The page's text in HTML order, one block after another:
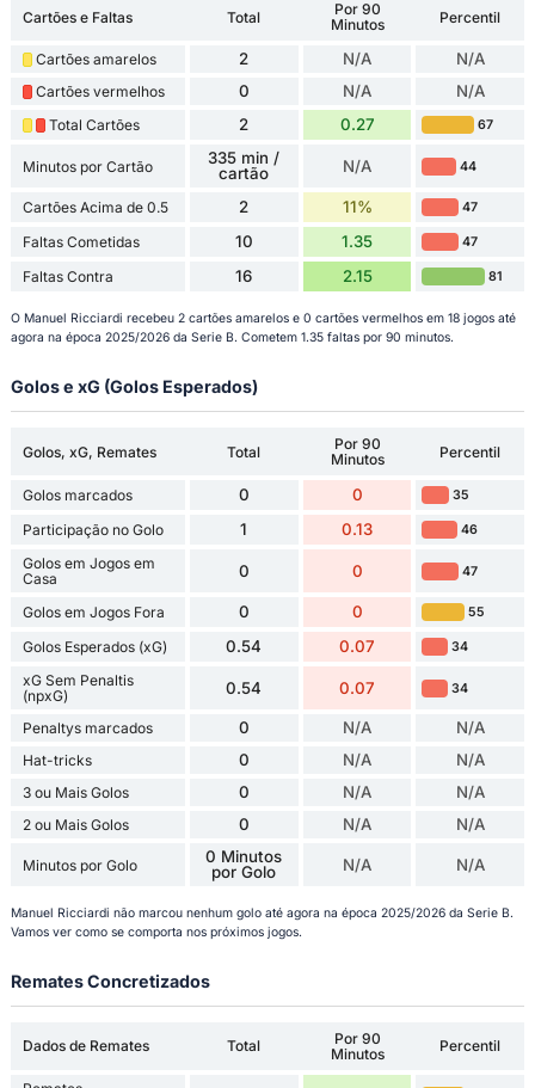
Cartões e Faltas Total
Por 90
Minutos
Percentil
Cartões amarelos 2 N/A N/A
Cartões vermelhos 0 N/A N/A
Total Cartões 2 0.27 67
Minutos por Cartão
335 min /
cartão
N/A 44
Cartões Acima de 0.5 2 11% 47
Faltas Cometidas 10 1.35 47
Faltas Contra 16 2.15 81
O Manuel Ricciardi recebeu 2 cartões amarelos e 0 cartões vermelhos em 18 jogos até
agora na época 2025/2026 da Serie B. Cometem 1.35 faltas por 90 minutos.
Golos e xG (Golos Esperados)
Golos, xG, Remates Total
Por 90
Minutos
Percentil
Golos marcados 0 0 35
Participação no Golo 1 0.13 46
Golos em Jogos em
Casa
0 0 47
Golos em Jogos Fora 0 0 55
Golos Esperados (xG) 0.54 0.07 34
xG Sem Penaltis
(npxG)
0.54 0.07 34
Penaltys marcados 0 N/A N/A
Hat-tricks 0 N/A N/A
3 ou Mais Golos 0 N/A N/A
2 ou Mais Golos 0 N/A N/A
Minutos por Golo
0 Minutos
por Golo
N/A N/A
Manuel Ricciardi não marcou nenhum golo até agora na época 2025/2026 da Serie B.
Vamos ver como se comporta nos próximos jogos.
Remates Concretizados
Dados de Remates Total
Por 90
Minutos
Percentil